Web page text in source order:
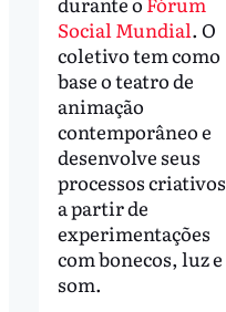
Social Mundial. O
coletivo tem como
base o teatro de
animação
contemporâneo e
desenvolve seus
processos criativos
a partir de
experimentações
com bonecos, luz e
som.